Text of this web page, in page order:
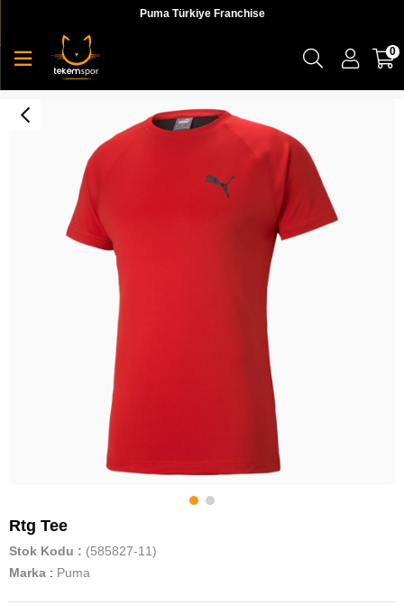
Puma Türkiye Franchise
0
Rtg Tee
Stok Kodu
(585827-11)
Marka : Puma